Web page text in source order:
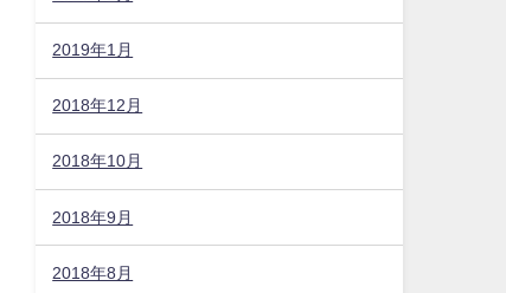
2019年1月
2018年12月
2018年10月
2018年9月
2018年8月